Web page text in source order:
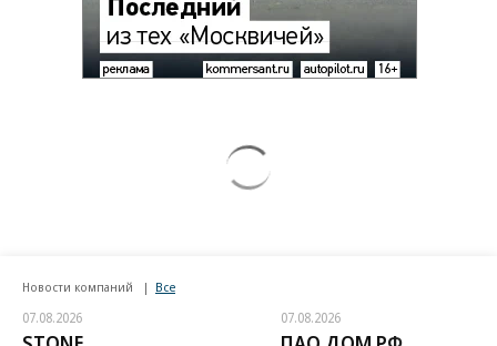
Зеленский неожиданно высказался о
возвращении Крыма